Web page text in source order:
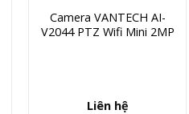
Camera VANTECH AI-
V2044 PTZ Wifi Mini 2MP
Liên hệ